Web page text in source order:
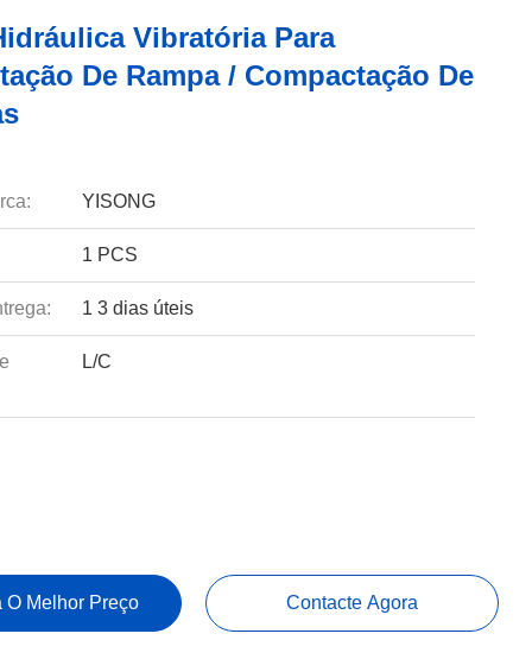
Vibratória Para
De Rampa / Compactação De
YISONG
1 PCS
1 3 dias úteis
L/C
O Melhor Preço Contacte Agora